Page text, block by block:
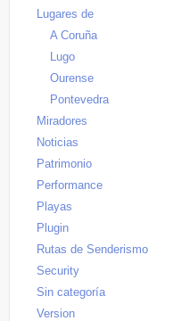
Lugares de
A Coruña
Lugo
Ourense
Pontevedra
Miradores
Noticias
Patrimonio
Performance
Playas
Plugin
Rutas de Senderismo
Security
Sin categoría
Version